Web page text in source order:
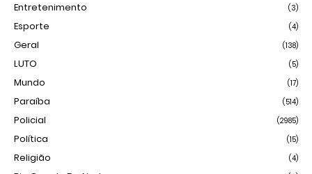
Entretenimento (3)
Esporte (4)
Geral (138)
LUTO (5)
Mundo (17)
Paraíba (514)
Policial (2985)
Política (15)
Religião (4)